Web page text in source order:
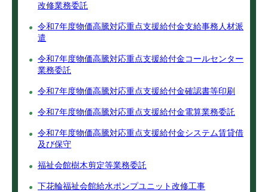
改修業務委託
令和7年度物価高騰対応重点支援給付金支給事務人材派
遣
令和7年度物価高騰対応重点支援給付金コールセンター
業務委託
令和7年度物価高騰対応重点支援給付金確認書等印刷
令和7年度物価高騰対応重点支援給付金電算業務委託
令和7年度物価高騰対応重点支援給付金システム賃貸借
及び保守
福祉会館樹木剪定等業務委託
下花輪福祉会館給水ポンプユニット改修工事